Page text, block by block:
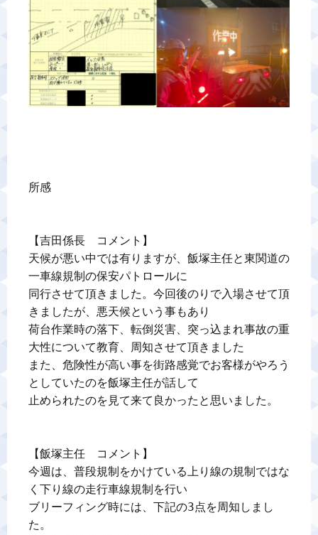
所感
【吉田係長　コメント】
天候が悪い中では有りますが、飯塚主任と東関道の
一車線規制の保安パトロールに
同行させて頂きました。今回後のりで入場させて頂
きましたが、悪天候という事もあり
荷台作業時の落下、転倒災害、突っ込まれ事故の重
大性について教育、周知させて頂きました
また、危険性が高い事を街路感覚でお客様がやろう
としていたのを飯塚主任が話して
止められたのを見て来て良かったと思いました。
【飯塚主任　コメント】
今週は、普段規制をかけている上り線の規制ではな
く下り線の走行車線規制を行い
ブリーフィング時には、下記の3点を周知しまし
た。